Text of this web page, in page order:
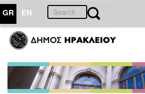
GR EN
ΔΗΜΟΣ
Διακηρύξεις
Δημοπρασίες